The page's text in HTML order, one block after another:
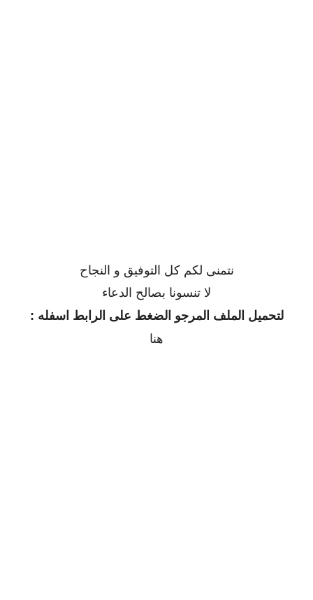
نتمنى لكم كل التوفيق و النجاح
لا تنسونا بصالح الدعاء
لتحميل الملف المرجو الضغط على الرابط اسفله :
هنا